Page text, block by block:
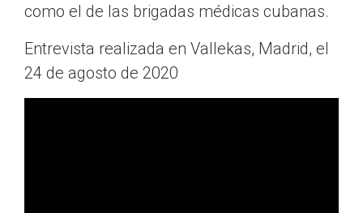
como el de las brigadas médicas cubanas.
Entrevista realizada en Vallekas, Madrid, el
24 de agosto de 2020